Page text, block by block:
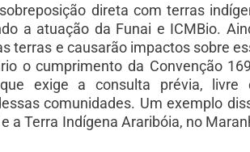
direta com terras
a atuação da Funai e ICMBio.
terras e causarão impactos sobre
o cumprimento da Convenção
exige a consulta prévia, livre
comunidades. Um exemplo
a Terra Indígena Araribóia, no